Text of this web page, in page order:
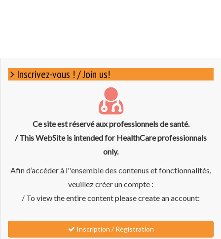
Inscrivez-vous ! / Join us!
Ce site est réservé aux professionnels de santé.
/ This WebSite is intended for HealthCare professionnals
only.
Afin d’accéder à l''ensemble des contenus et fonctionnalités,
veuillez créer un compte :
/ To view the entire content please create an account:
Inscription / Registration